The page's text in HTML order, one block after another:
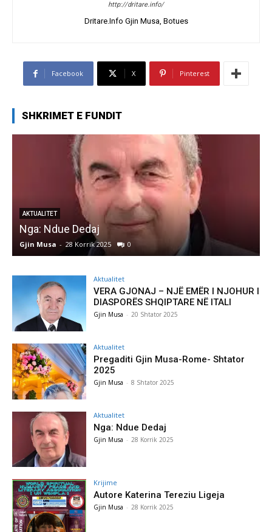
http://dritare.info/
Dritare.Info Gjin Musa, Botues
Facebook X Pinterest
SHKRIMET E FUNDIT
AKTUALITET
Nga: Ndue Dedaj
Gjin Musa - 28 Korrik 2025 0
Aktualitet
VERA GJONAJ – NJË EMËR I NJOHUR I
DIASPORËS SHQIPTARE NË ITALI
Gjin Musa - 20 Shtator 2025
Aktualitet
Pregaditi Gjin Musa-Rome- Shtator
2025
Gjin Musa - 8 Shtator 2025
Aktualitet
Nga: Ndue Dedaj
Gjin Musa - 28 Korrik 2025
Krijime
Autore Katerina Tereziu Ligeja
Gjin Musa - 28 Korrik 2025